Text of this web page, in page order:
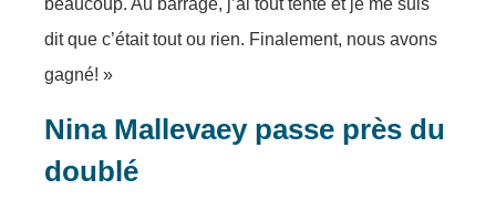
dit que c’était tout ou rien. Finalement, nous avons
gagné! »
Nina Mallevaey passe près du
doublé